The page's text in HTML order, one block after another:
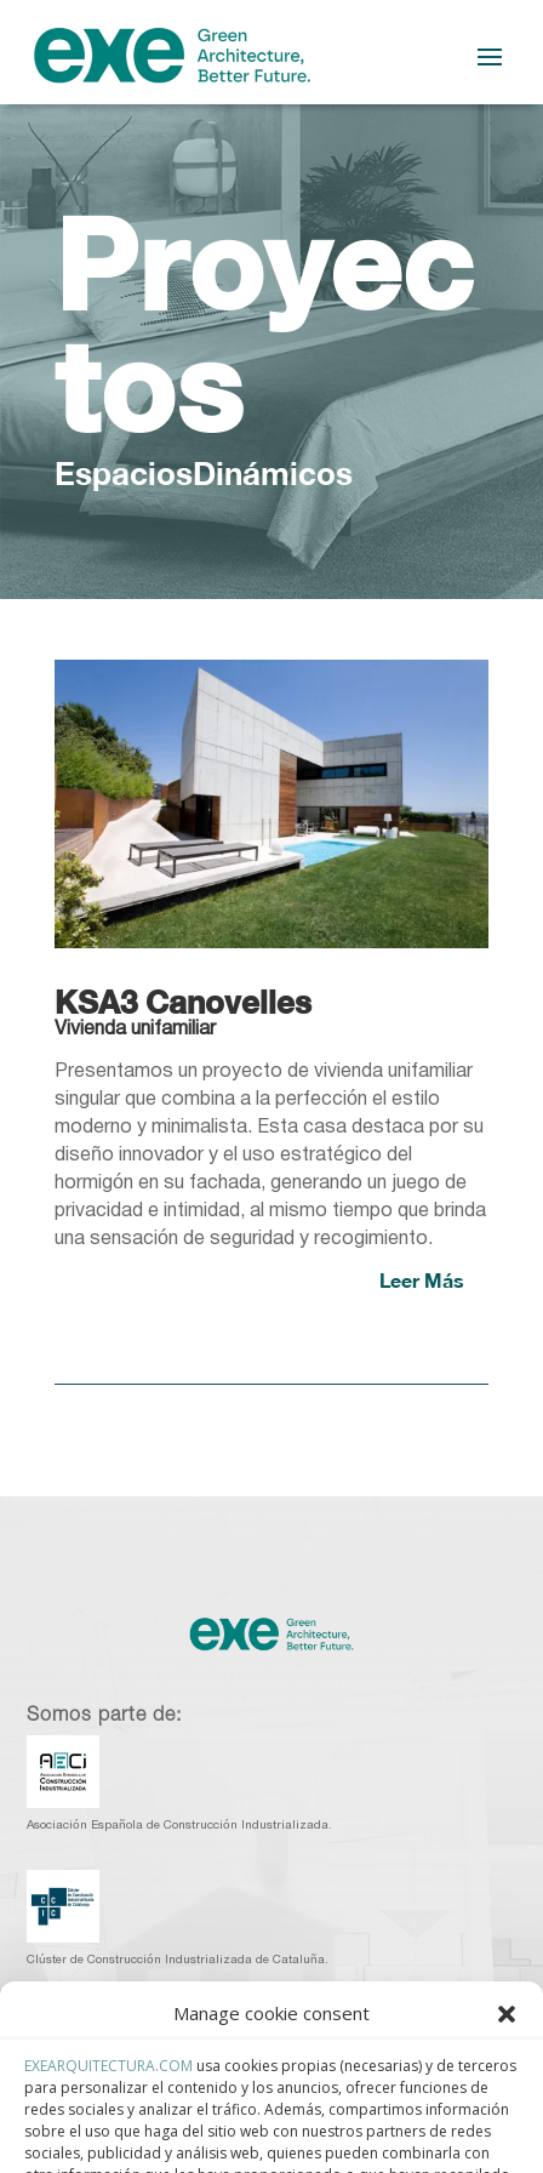
Manage cookie consent
EXEARQUITECTURA.COM usa cookies propias (necesarias) y de terceros
para personalizar el contenido y los anuncios, ofrecer funciones de
redes sociales y analizar el tráfico. Además, compartimos información
sobre el uso que haga del sitio web con nuestros partners de redes
sociales, publicidad y análisis web, quienes pueden combinarla con
Proyec
tos
EspaciosDinámicos
KSA3 Canovelles
Vivienda unifamiliar
Presentamos un proyecto de vivienda unifamiliar
singular que combina a la perfección el estilo
moderno y minimalista. Esta casa destaca por su
diseño innovador y el uso estratégico del
hormigón en su fachada, generando un juego de
privacidad e intimidad, al mismo tiempo que brinda
una sensación de seguridad y recogimiento.
Leer Más
Somos parte de:
Asociación Española de Construcción Industrializada.
Clúster de Construcción Industrializada de Cataluña.
Centro de Innovación Tecnológica en Bioconstrucción y Paisajismo.
Contact